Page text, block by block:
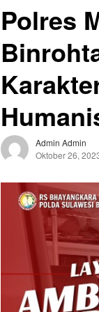
Polres
Admin Admin
Oktober 26,